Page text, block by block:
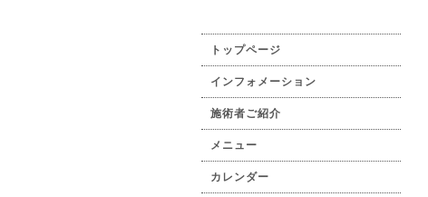
トップページ
インフォメーション
施術者ご紹介
メニュー
カレンダー